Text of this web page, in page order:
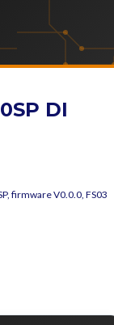
DI
firmware V0.0.0, FS03